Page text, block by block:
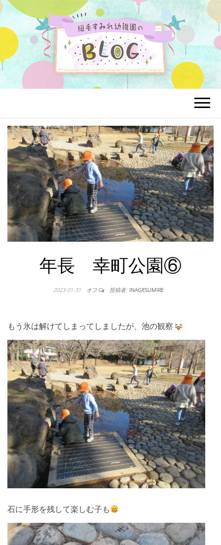
年長 幸町公園⑥
2023-01-31 オフ 投稿者: INAGESUMIRE
もう氷は解けてしまってしましたが、池の観察
石に手形を残して楽しむ子も